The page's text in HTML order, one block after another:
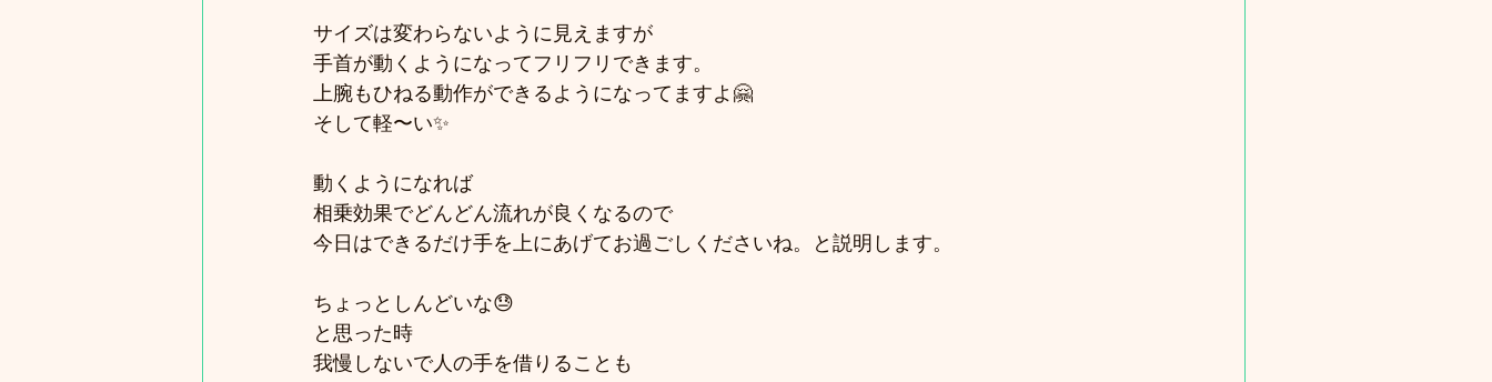
サイズは変わらないように見えますが
手首が動くようになってフリフリできます。
上腕もひねる動作ができるようになってますよ🤗
そして軽〜い✨
動くようになれば
相乗効果でどんどん流れが良くなるので
今日はできるだけ手を上にあげてお過ごしくださいね。と説明します。
ちょっとしんどいな😓
と思った時
我慢しないで人の手を借りることも